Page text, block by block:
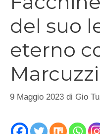
del suo
eterno
Marcuzzi
9 Maggio 2023 di Gio